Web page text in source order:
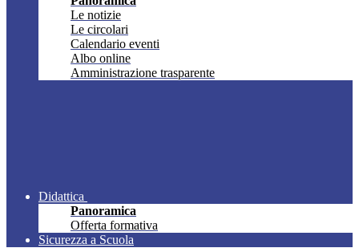
Le notizie
Le circolari
Calendario eventi
Albo online
Amministrazione trasparente
Didattica
Panoramica
Offerta formativa
Sicurezza a Scuola